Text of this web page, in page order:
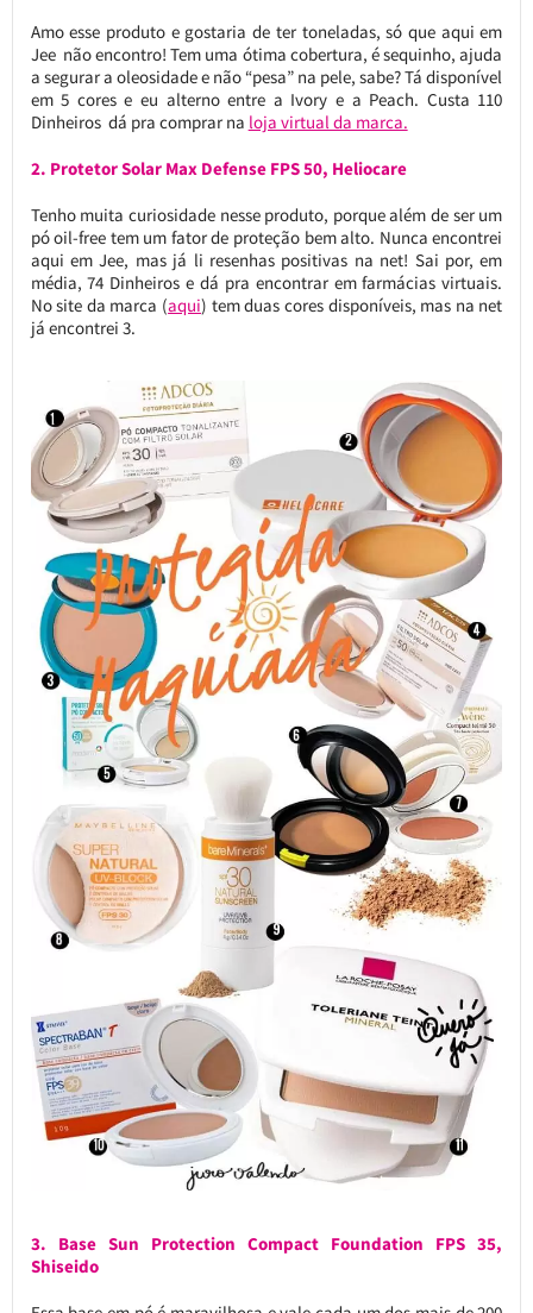
Amo esse produto e gostaria de ter toneladas, só que aqui em
Jee não encontro! Tem uma ótima cobertura, é sequinho, ajuda
a segurar a oleosidade e não “pesa” na pele, sabe? Tá disponível
em 5 cores e eu alterno entre a Ivory e a Peach. Custa 110
Dinheiros dá pra comprar na loja virtual da marca.
2. Protetor Solar Max Defense FPS 50, Heliocare
Tenho muita curiosidade nesse produto, porque além de ser um
pó oil-free tem um fator de proteção bem alto. Nunca encontrei
aqui em Jee, mas já li resenhas positivas na net! Sai por, em
média, 74 Dinheiros e dá pra encontrar em farmácias virtuais.
No site da marca (aqui) tem duas cores disponíveis, mas na net
já encontrei 3.
3. Base Sun Protection Compact Foundation FPS 35,
Shiseido